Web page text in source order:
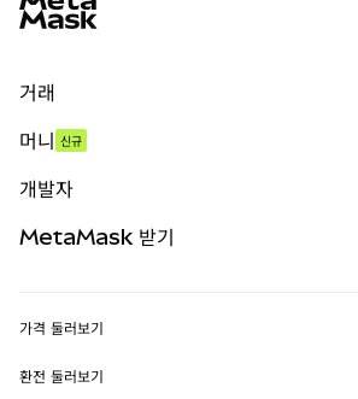
거래
무기한 선물
실물자산
머니 신규
개발자
MetaMask Connect
MetaMask 받기
가격 둘러보기
이더리움 가격
환전 둘러보기